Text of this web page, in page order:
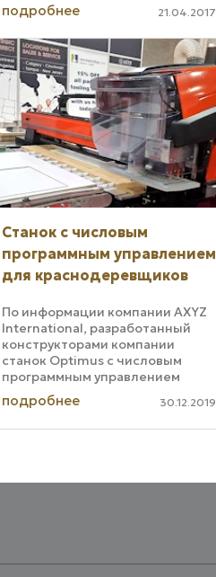
значимых технологических
станков, ...
подробнее 21.04.2017
Станок с числовым
программным управлением
для краснодеревщиков
По информации компании AXYZ
International, разработанный
конструкторами компании
станок Optimus с числовым
программным управлением
предназначен исключительно
для столярной и
деревообрабатывающей
подробнее 30.12.2019